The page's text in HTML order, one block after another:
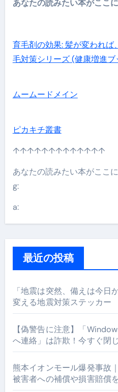
あなたの読みたい本がここ
育毛剤の効果: 髪が変われ
毛対策シリーズ (健康増進
ムームードメイン
ピカキチ叢書
↑↑↑↑↑↑↑↑↑↑↑↑↑
あなたの読みたい本がここに
g:
a:
最近の投稿
「地震は突然、備えは今日
変える地震対策ステッカー
【偽警告に注意】「
へ連絡」は詐欺！今すぐ閉
熊本イオンモール爆発事故
被害者への補償や損害賠償